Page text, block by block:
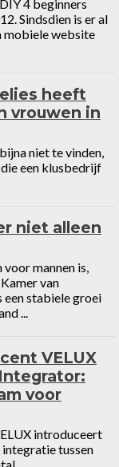
4 beginners
Sindsdien is er al
mobiele website
heeft
vrouwen in
niet te vinden,
een klusbedrijf
niet alleen
mannen is,
van
een stabiele groei
...
VELUX
voor
introduceert
tussen